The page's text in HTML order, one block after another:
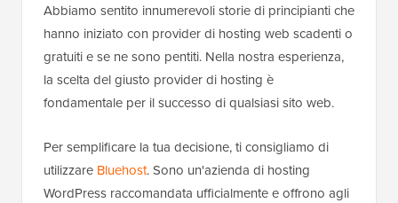
Abbiamo sentito innumerevoli storie di principianti che
hanno iniziato con provider di hosting web scadenti o
gratuiti e se ne sono pentiti. Nella nostra esperienza,
la scelta del giusto provider di hosting è
fondamentale per il successo di qualsiasi sito web.
Per semplificare la tua decisione, ti consigliamo di
utilizzare Bluehost. Sono un'azienda di hosting
WordPress raccomandata ufficialmente e offrono agli